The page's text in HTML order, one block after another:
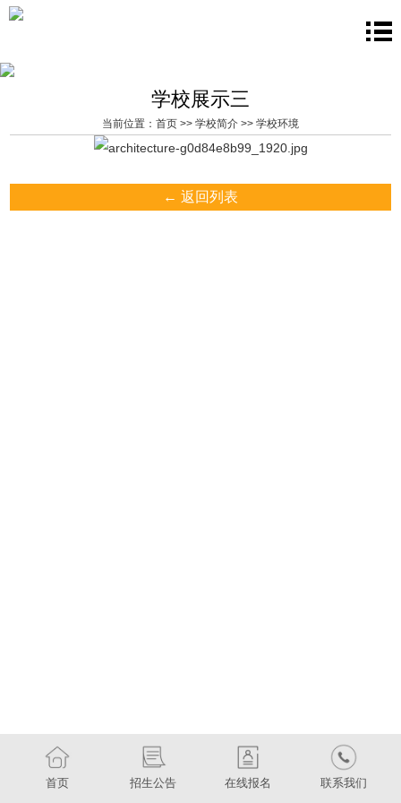
学校展示三
当前位置： 首页 >> 学校简介 >> 学校环境
← 返回列表
首页 招生公告 在线报名 联系我们